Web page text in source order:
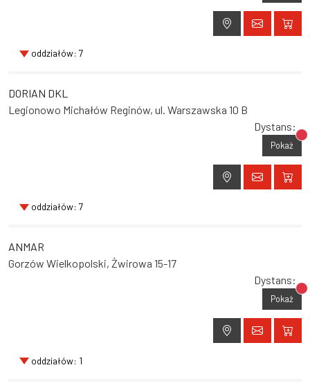
oddziałów: 7
DORIAN DKL
Legionowo Michałów Reginów, ul. Warszawska 10 B
Dystans:
Pokaż
oddziałów: 7
ANMAR
Gorzów Wielkopolski, Żwirowa 15-17
Dystans:
Pokaż
oddziałów: 1